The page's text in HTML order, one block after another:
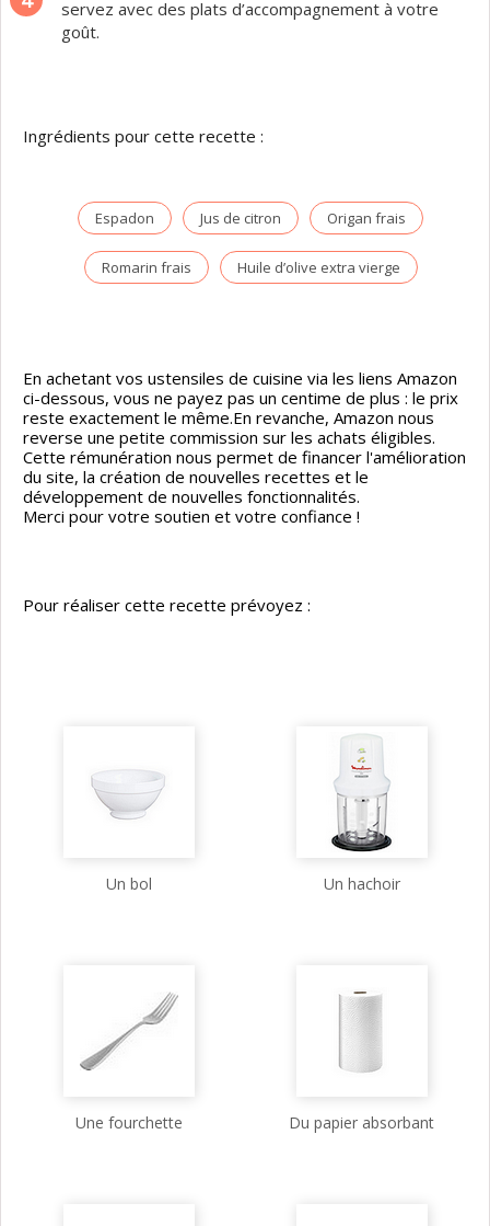
servez avec des plats d’accompagnement à votre
goût.
Ingrédients pour cette recette :
Espadon Jus de citron Origan frais
Romarin frais Huile d’olive extra vierge
En achetant vos ustensiles de cuisine via les liens Amazon
ci-dessous, vous ne payez pas un centime de plus : le prix
reste exactement le même.En revanche, Amazon nous
reverse une petite commission sur les achats éligibles.
Cette rémunération nous permet de financer l'amélioration
du site, la création de nouvelles recettes et le
développement de nouvelles fonctionnalités.
Merci pour votre soutien et votre confiance !
Pour réaliser cette recette prévoyez :
Un bol Un hachoir
Une fourchette Du papier absorbant